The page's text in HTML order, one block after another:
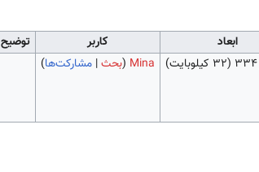
ابعاد کاربر
توضیح
(۳۲ کیلوبایت) Mina
(بحث| مشارکت‌ها)